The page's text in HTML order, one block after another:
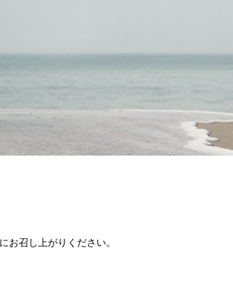
お召し上がりください。